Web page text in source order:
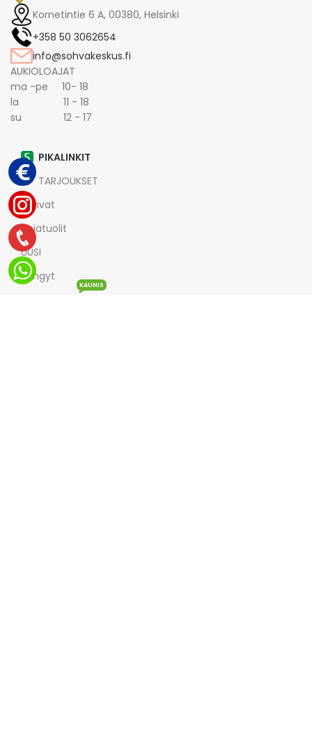
Kornetintie 6 A, 00380, Helsinki
+358 50 3062654
info@sohvakeskus.fi
AUKIOLOAJAT
ma -pe 10- 18
la 11 - 18
su 12 - 17
PIKALINKIT
TARJOUKSET
Sohvat
Nojatuolit
UUSI
Sängyt
KAUNIS